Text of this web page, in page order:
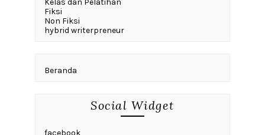
Kelas dan Pelatihan
Fiksi
Non Fiksi
hybrid writerpreneur
Beranda
Social Widget